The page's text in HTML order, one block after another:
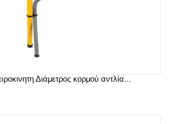
Διάμετρος κορμού αντλία...